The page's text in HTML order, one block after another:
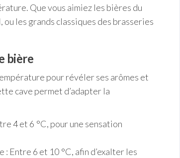
Que vous aimiez les bières du
les grands classiques des brasseries
bière
pour révéler ses arômes et
cave permet d’adapter la
4 et 6 °C, pour une sensation
Entre 6 et 10 °C, afin d’exalter les